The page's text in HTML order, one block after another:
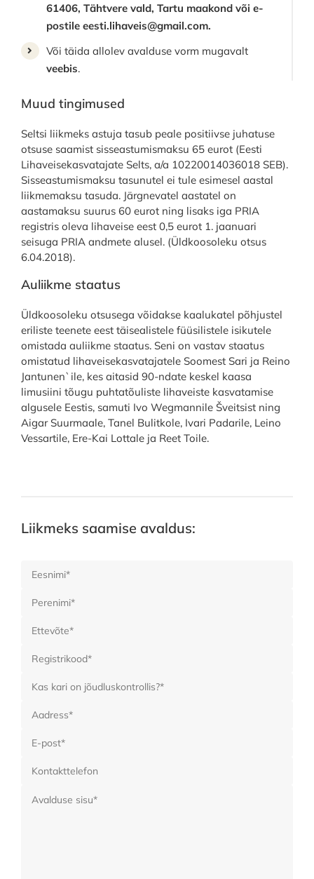
61406, Tähtvere vald, Tartu maakond või e-
postile eesti.lihaveis@gmail.com.
Või täida allolev avalduse vorm mugavalt
veebis.
Muud tingimused
Seltsi liikmeks astuja tasub peale positiivse juhatuse
otsuse saamist sisseastumismaksu 65 eurot (Eesti
Lihaveisekasvatajate Selts, a/a 10220014036018 SEB).
Sisseastumismaksu tasunutel ei tule esimesel aastal
liikmemaksu tasuda. Järgnevatel aastatel on
aastamaksu suurus 60 eurot ning lisaks iga PRIA
registris oleva lihaveise eest 0,5 eurot 1. jaanuari
seisuga PRIA andmete alusel. (Üldkoosoleku otsus
6.04.2018).
Auliikme staatus
Üldkoosoleku otsusega võidakse kaalukatel põhjustel
eriliste teenete eest täisealistele füüsilistele isikutele
omistada auliikme staatus. Seni on vastav staatus
omistatud lihaveisekasvatajatele Soomest Sari ja Reino
Jantunen`ile, kes aitasid 90-ndate keskel kaasa
limusiini tõugu puhtatõuliste lihaveiste kasvatamise
algusele Eestis, samuti Ivo Wegmannile Šveitsist ning
Aigar Suurmaale, Tanel Bulitkole, Ivari Padarile, Leino
Vessartile, Ere-Kai Lottale ja Reet Toile.
Liikmeks saamise avaldus: